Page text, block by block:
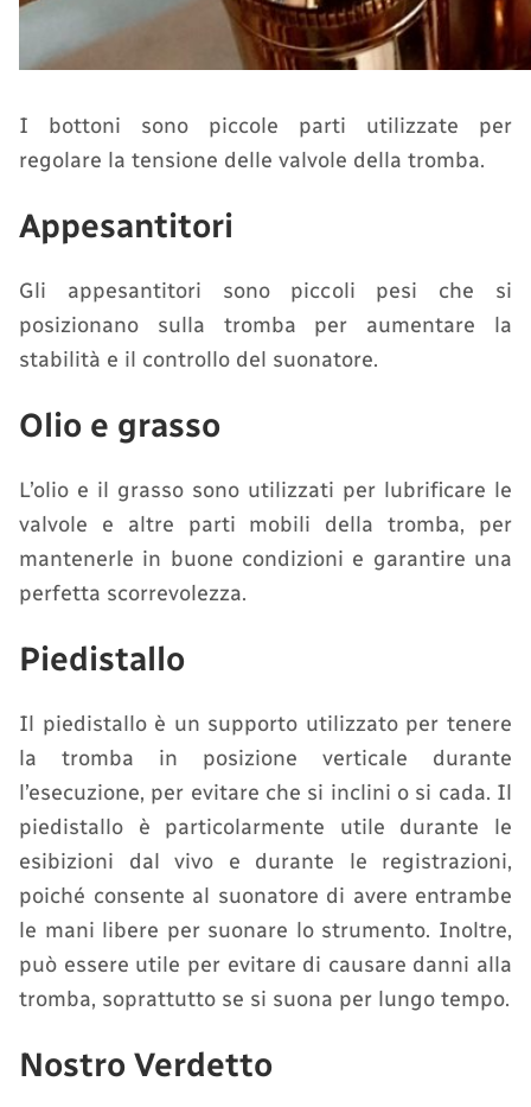
I bottoni sono piccole parti utilizzate per
regolare la tensione delle valvole della tromba.
Appesantitori
Gli appesantitori sono piccoli pesi che si
posizionano sulla tromba per aumentare la
stabilità e il controllo del suonatore.
Olio e grasso
L’olio e il grasso sono utilizzati per lubrificare le
valvole e altre parti mobili della tromba, per
mantenerle in buone condizioni e garantire una
perfetta scorrevolezza.
Piedistallo
Il piedistallo è un supporto utilizzato per tenere
la tromba in posizione verticale durante
l’esecuzione, per evitare che si inclini o si cada. Il
piedistallo è particolarmente utile durante le
esibizioni dal vivo e durante le registrazioni,
poiché consente al suonatore di avere entrambe
le mani libere per suonare lo strumento. Inoltre,
può essere utile per evitare di causare danni alla
tromba, soprattutto se si suona per lungo tempo.
Nostro Verdetto